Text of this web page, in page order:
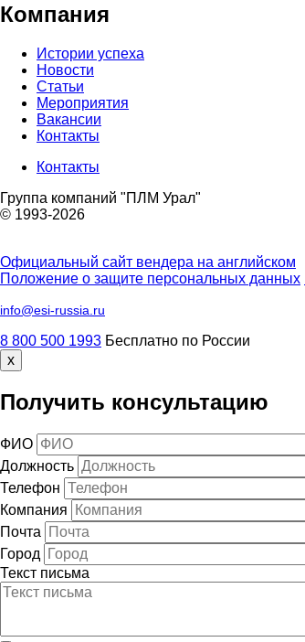
Компания
Истории успеха
Новости
Статьи
Мероприятия
Вакансии
Контакты
контакты
подвал
Контакты
Группа компаний "ПЛМ Урал"
© 1993-2026
Официальный сайт вендера на английском
Положение о защите персональных данных
info@esi-russia.ru
8 800 500 1993 Бесплатно по России
x
Получить консультацию
ФИО
Должность
Телефон
Компания
Почта
Город
Текст письма